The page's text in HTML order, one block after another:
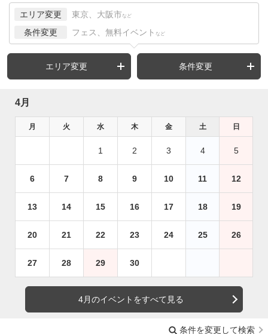
エリア変更 東京、大阪市 など
条件変更 フェス、無料イベント など
エリア変更 条件変更
4月
月 火 水 木 金 土 日
1 2 3 4 5
6 7 8 9 10 11 12
13 14 15 16 17 18 19
20 21 22 23 24 25 26
27 28 29 30
4月のイベントをすべて見る
条件を変更して検索